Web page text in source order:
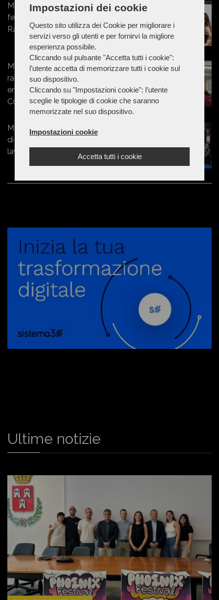
Impostazioni dei cookie
Questo sito utilizza dei Cookie per migliorare i
servizi verso gli utenti e per fornirvi la migliore
esperienza possibile.
Cliccando sul pulsante "Accetta tutti i cookie":
l’utente accetta di memorizzare tutti i cookie sul
suo dispositivo.
Cliccando su "Impostazioni cookie": l’utente
sceglie le tipologie di cookie che saranno
memorizzate nel suo dispositivo.
Impostazioni cookie
Accetta tutti i cookie
Marche - Dallo sportswear
femminile al mondo dei motori:
Rashway conquista la Superbike
Marche - Energia, Federbim a Visso:
rafforzare sistema idrico e
energetico per valorizzare singoli
Comuni
Marche - Edilasfalti celebra 25 anni
di attività: una storia di famiglia,
lavoro e futuro
Ultime notizie